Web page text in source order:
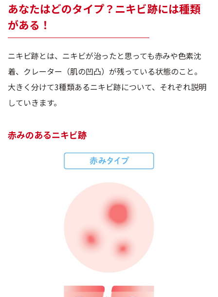
クーポン＆ポイント
アウトレット商品
定期便
定期便
ショッピングガイド
お電話でもご注文いただけます
0120-371-217
あなたはどのタイプ？ニキビ跡には種類
がある！
ニキビ跡とは、ニキビが治ったと思っても赤みや色素沈
着、クレーター（肌の凹凸）が残っている状態のこと。
大きく分けて3種類あるニキビ跡について、それぞれ説明
していきます。
赤みのあるニキビ跡